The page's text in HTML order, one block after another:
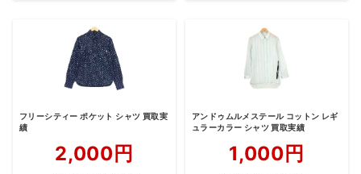
フリーシティー ポケット シャツ 買取実
績
2,000円
アンドゥムルメステール コットン レギ
ュラーカラー シャツ 買取実績
1,000円